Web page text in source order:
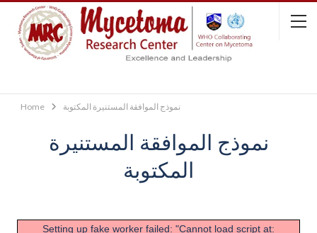
Home نموذج الموافقة المستنيرة المكتوبة
نموذج الموافقة المستنيرة
المكتوبة
Setting up fake worker failed: "Cannot load script at: